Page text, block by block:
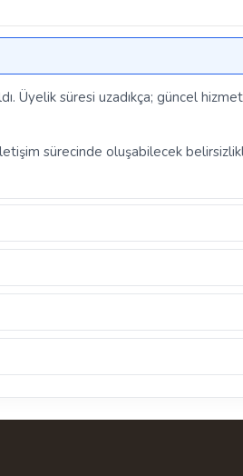
Üyelik süresi uzadıkça; güncel
sürecinde oluşabilecek